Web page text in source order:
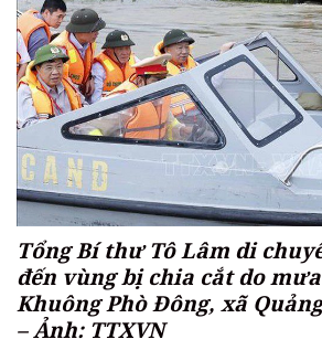
Tổng Bí thư Tô Lâm di
đến vùng bị chia cắt do
Khuông Phò Đông, xã
– Ảnh: TTXVN